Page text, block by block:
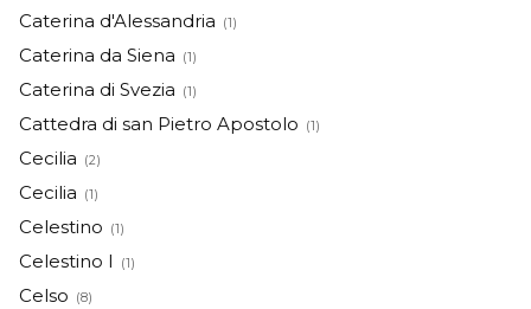
Caterina d'Alessandria (1)
Caterina da Siena (1)
Caterina di Svezia (1)
Cattedra di san Pietro Apostolo (1)
Cecilia (2)
Cecilia (1)
Celestino (1)
Celestino I (1)
Celso (8)